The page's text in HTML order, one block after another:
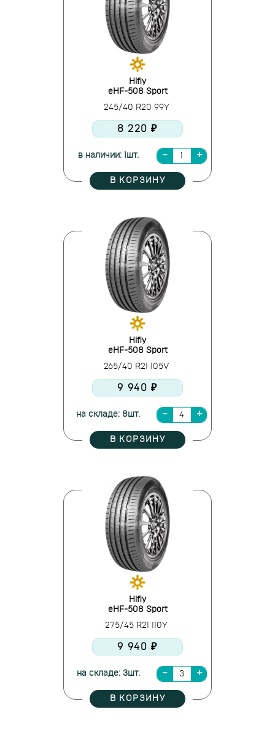
Hifly
eHF-508 Sport
245/40 R20 99Y
8 220 ₽
в наличии: 1шт.
В КОРЗИНУ
Hifly
eHF-508 Sport
265/40 R21 105V
9 940 ₽
на складе: 8шт.
В КОРЗИНУ
Hifly
eHF-508 Sport
275/45 R21 110Y
9 940 ₽
на складе: 3шт.
В КОРЗИНУ